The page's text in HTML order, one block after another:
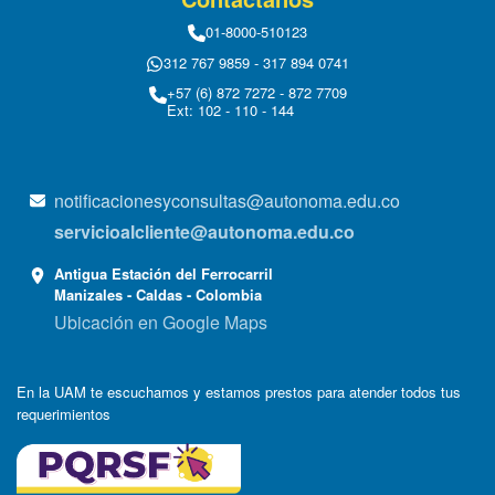
01-8000-510123
312 767 9859 - 317 894 0741
+57 (6) 872 7272 - 872 7709
Ext: 102 - 110 - 144
notificacionesyconsultas@autonoma.edu.co
servicioalcliente@autonoma.edu.co
Antigua Estación del Ferrocarril
Manizales - Caldas - Colombia
Ubicación en Google Maps
En la UAM te escuchamos y estamos prestos para atender todos tus
requerimientos